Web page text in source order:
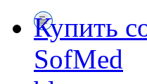
Купить
SofMed